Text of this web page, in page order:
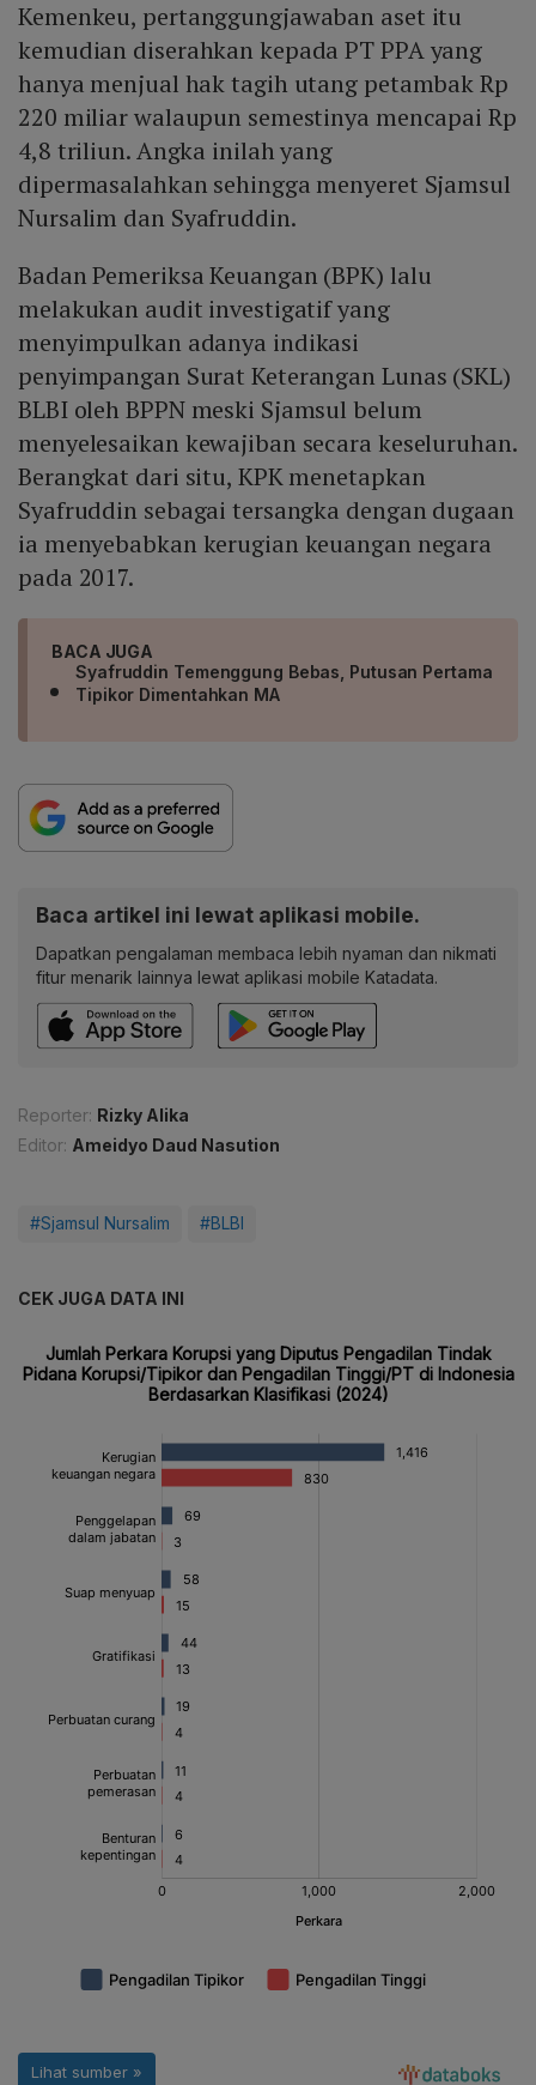
Kemenkeu, pertanggungjawaban aset itu
kemudian diserahkan kepada PT PPA yang
hanya menjual hak tagih utang petambak Rp
220 miliar walaupun semestinya mencapai Rp
4,8 triliun. Angka inilah yang
dipermasalahkan sehingga menyeret Sjamsul
Nursalim dan Syafruddin.
Badan Pemeriksa Keuangan (BPK) lalu
melakukan audit investigatif yang
menyimpulkan adanya indikasi
penyimpangan Surat Keterangan Lunas (SKL)
BLBI oleh BPPN meski Sjamsul belum
menyelesaikan kewajiban secara keseluruhan.
Berangkat dari situ, KPK menetapkan
Syafruddin sebagai tersangka dengan dugaan
ia menyebabkan kerugian keuangan negara
pada 2017.
BACA JUGA
Syafruddin Temenggung Bebas, Putusan Pertama
Tipikor Dimentahkan MA
Baca artikel ini lewat aplikasi mobile.
Dapatkan pengalaman membaca lebih nyaman dan nikmati
fitur menarik lainnya lewat aplikasi mobile Katadata.
Reporter: Rizky Alika
Editor: Ameidyo Daud Nasution
#Sjamsul Nursalim #BLBI
CEK JUGA DATA INI